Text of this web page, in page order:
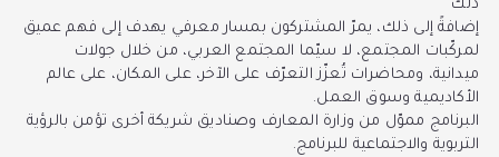
ذلك
إضافةً إلى ذلك، يمرّ المشتركون بمسار معرفي يهدف إلى فهم عميق
لمركّبات المجتمع، لا سيّما المجتمع العربي، من خلال جولات
ميدانية، ومحاضرات تُعزّز التعرّف على الآخر، على المكان، على عالم
الأكاديمية وسوق العمل.
البرنامج مموّل من وزارة المعارف وصناديق شريكة أخرى تؤمن بالرؤية
التربوية والاجتماعية للبرنامج.